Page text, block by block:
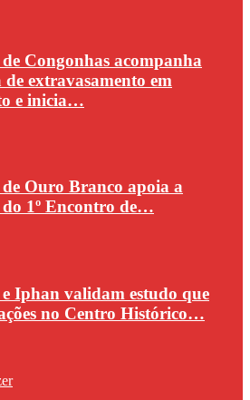
Congonhas acompanha
extravasamento em
e inicia…
Ouro Branco apoia a
do 1º Encontro de…
Iphan validam estudo que
no Centro Histórico…